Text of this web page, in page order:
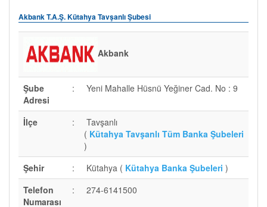
Akbank T.A.Ş. Kütahya Tavşanlı Şubesi
Akbank
Şube
Adresi
: Yeni Mahalle Hüsnü Yeğiner Cad. No : 9
İlçe :
Tavşanlı
( Kütahya Tavşanlı Tüm Banka Şubeleri
)
Şehir
: Kütahya ( Kütahya Banka Şubeleri )
Telefon
Numarası
: 274-6141500